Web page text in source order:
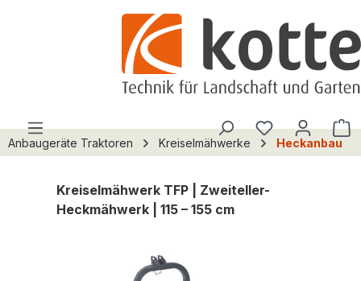
Du hast 0
Anbaugeräte Traktoren Kreiselmähwerke Heckanbau
Kreiselmähwerk TFP | Zweiteller-
Heckmähwerk | 115 – 155 cm